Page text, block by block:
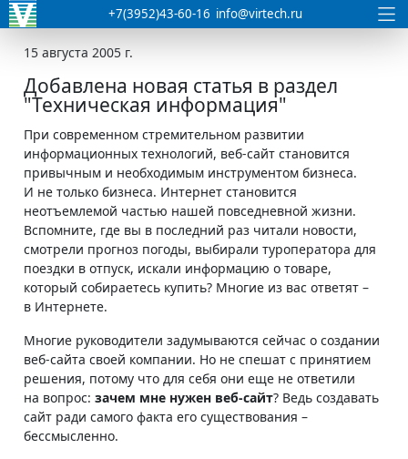
+7(3952)43-60-16 info@virtech.ru
15 августа 2005 г.
Добавлена новая статья в раздел
"Техническая информация"
При современном стремительном развитии
информационных технологий, веб-сайт становится
привычным и необходимым инструментом бизнеса.
И не только бизнеса. Интернет становится
неотъемлемой частью нашей повседневной жизни.
Вспомните, где вы в последний раз читали новости,
смотрели прогноз погоды, выбирали туроператора для
поездки в отпуск, искали информацию о товаре,
который собираетесь купить? Многие из вас ответят –
в Интернете.
Многие руководители задумываются сейчас о создании
веб-сайта своей компании. Но не спешат с принятием
решения, потому что для себя они еще не ответили
на вопрос: зачем мне нужен веб-сайт? Ведь создавать
сайт ради самого факта его существования –
бессмысленно.